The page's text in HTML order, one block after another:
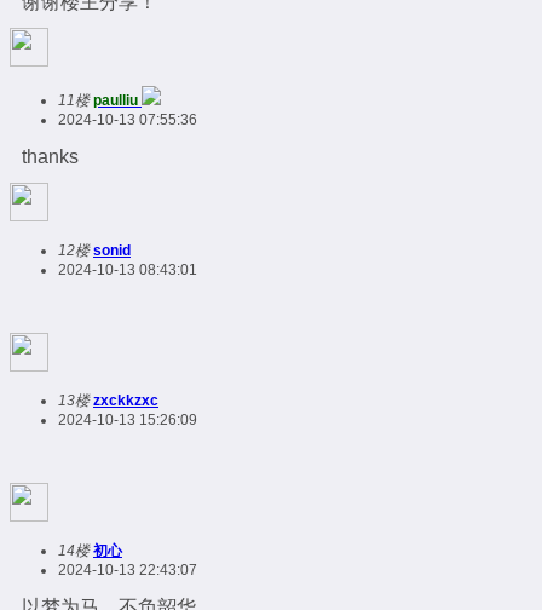
11楼 paulliu
2024-10-13 07:55:36
thanks
12楼 sonid
2024-10-13 08:43:01
13楼 zxckkzxc
2024-10-13 15:26:09
14楼 初心
2024-10-13 22:43:07